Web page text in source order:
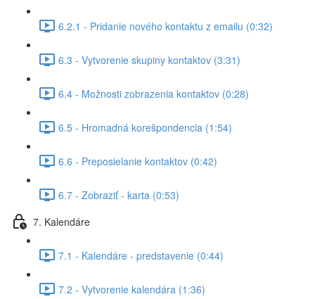
6.2.1 - Pridanie nového kontaktu z emailu (0:32)
6.3 - Vytvorenie skupiny kontaktov (3:31)
6.4 - Možnosti zobrazenia kontaktov (0:28)
6.5 - Hromadná korešpondencia (1:54)
6.6 - Preposielanie kontaktov (0:42)
6.7 - Zobraziť - karta (0:53)
7. Kalendáre
7.1 - Kalendáre - predstavenie (0:44)
7.2 - Vytvorenie kalendára (1:36)